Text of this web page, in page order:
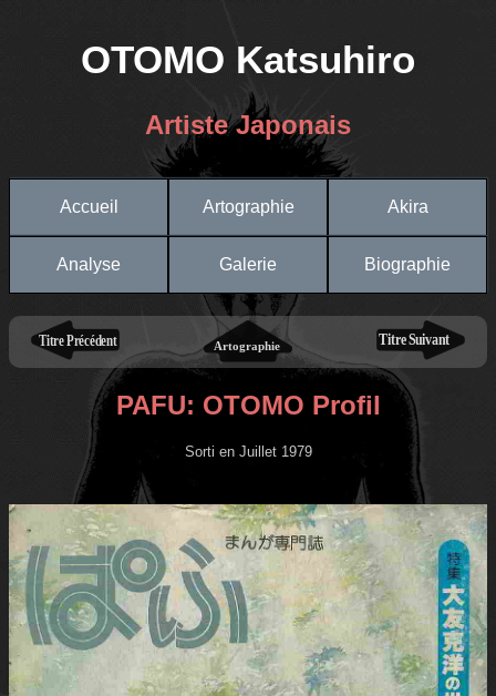
OTOMO Katsuhiro
Artiste Japonais
Accueil Artographie Akira
Analyse Galerie Biographie
PAFU: OTOMO Profil
Sorti en Juillet 1979